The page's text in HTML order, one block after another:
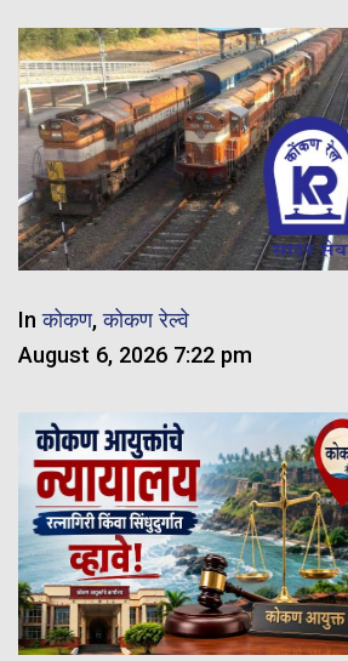
Inकोकण,कोकण रेल्वे
August 6, 2026 7:22 pm